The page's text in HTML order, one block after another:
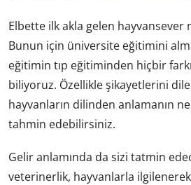
Elbette ilk akla gelen hayvansever
Bunun için üniversite eğitimini
eğitimin tıp eğitiminden hiçbir
biliyoruz. Özellikle şikayetlerini
hayvanların dilinden anlamanın
tahmin edebilirsiniz.
Gelir anlamında da sizi tatmin
veterinerlik, hayvanlarla